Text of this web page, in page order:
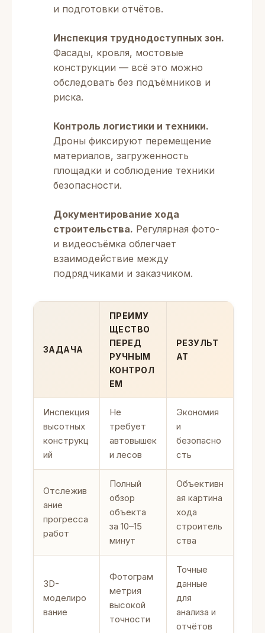
и подготовки отчётов.
Инспекция труднодоступных зон.
Фасады, кровля, мостовые
конструкции — всё это можно
обследовать без подъёмников и
риска.
Контроль логистики и техники.
Дроны фиксируют перемещение
материалов, загруженность
площадки и соблюдение техники
безопасности.
Документирование хода
строительства. Регулярная фото-
и видеосъёмка облегчает
взаимодействие между
подрядчиками и заказчиком.
ЗАДАЧА
ПРЕИМУ
ЩЕСТВО
ПЕРЕД
РУЧНЫМ
КОНТРОЛ
ЕМ
РЕЗУЛЬТ
АТ
Инспекция
высотных
конструкц
ий
Не
требует
автовышек
и лесов
Экономия
и
безопасно
сть
Отслежив
ание
прогресса
работ
Полный
обзор
объекта
за 10–15
минут
Объективн
ая картина
хода
строитель
ства
3D-
моделиро
вание
Фотограм
метрия
высокой
точности
Точные
данные
для
анализа и
отчётов